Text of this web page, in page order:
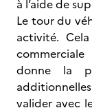
à l’aide de
Le tour du
activité.
donne la
valider avec